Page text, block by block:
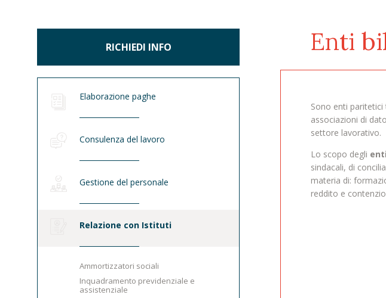
RICHIEDI INFO
Elaborazione paghe
Consulenza del lavoro
Gestione del personale
Relazione con Istituti
Ammortizzatori sociali
Inquadramento previdenziale e
assistenziale
Enti
Sono enti
associazioni di
settore lavorativo.
Lo scopo degli
sindacali, di
materia di:
reddito e